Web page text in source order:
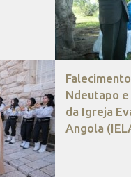
Ndeutapo
da Igreja
Angola